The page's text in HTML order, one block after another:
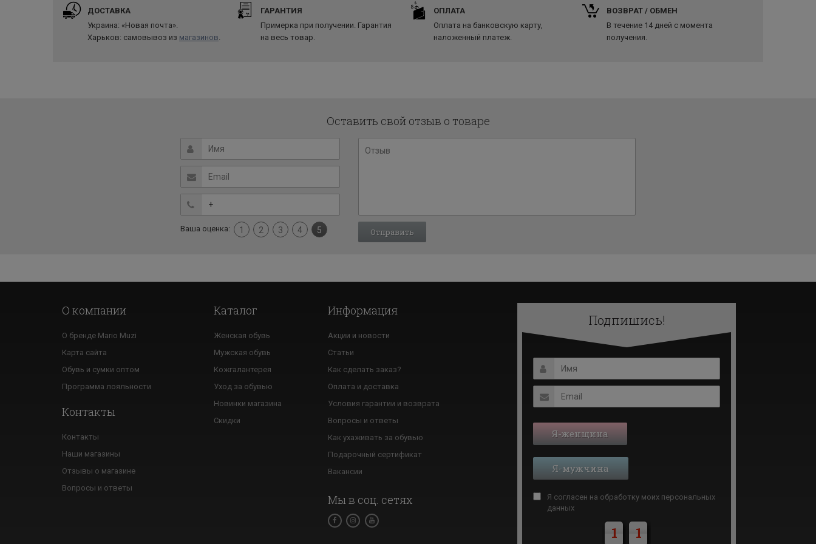
ДОСТАВКА
Украина: «Новая почта».
Харьков: самовывоз из магазинов.
ГАРАНТИЯ
Примерка при получении. Гарантия
на весь товар.
ОПЛАТА
Оплата на банковскую карту,
наложенный платеж.
ВОЗВРАТ / ОБМЕН
В течение 14 дней с момента
получения.
Оставить свой отзыв о товаре
Ваша оценка: 1 2 3 4 5
О компании
О бренде Mario Muzi
Карта сайта
Обувь и сумки оптом
Программа лояльности
Контакты
Контакты
Наши магазины
Отзывы о магазине
Вопросы и ответы
Каталог
Женская обувь
Мужская обувь
Кожгалантерея
Уход за обувью
Новинки магазина
Скидки
Информация
Акции и новости
Статьи
Как сделать заказ?
Оплата и доставка
Условия гарантии и возврата
Вопросы и ответы
Как ухаживать за обувью
Подарочный сертификат
Вакансии
Мы в соц. сетях
Подпишись!
Я-женщина
Я-мужчина
Я согласен на обработку моих персональных
данных
1 1